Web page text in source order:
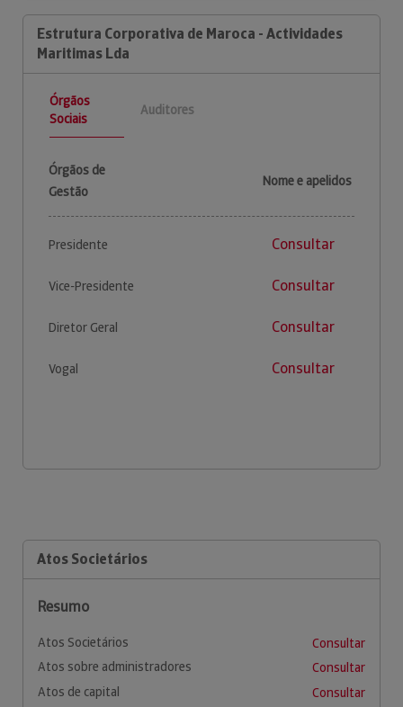
Estrutura Corporativa de Maroca - Actividades
Maritimas Lda
Órgãos
Sociais
Auditores
Órgãos de
Gestão
Nome e apelidos
Presidente Consultar
Vice-Presidente Consultar
Diretor Geral Consultar
Vogal Consultar
Atos Societários
Resumo
Atos Societários
Consultar
Atos sobre administradores
Consultar
Atos de capital
Consultar